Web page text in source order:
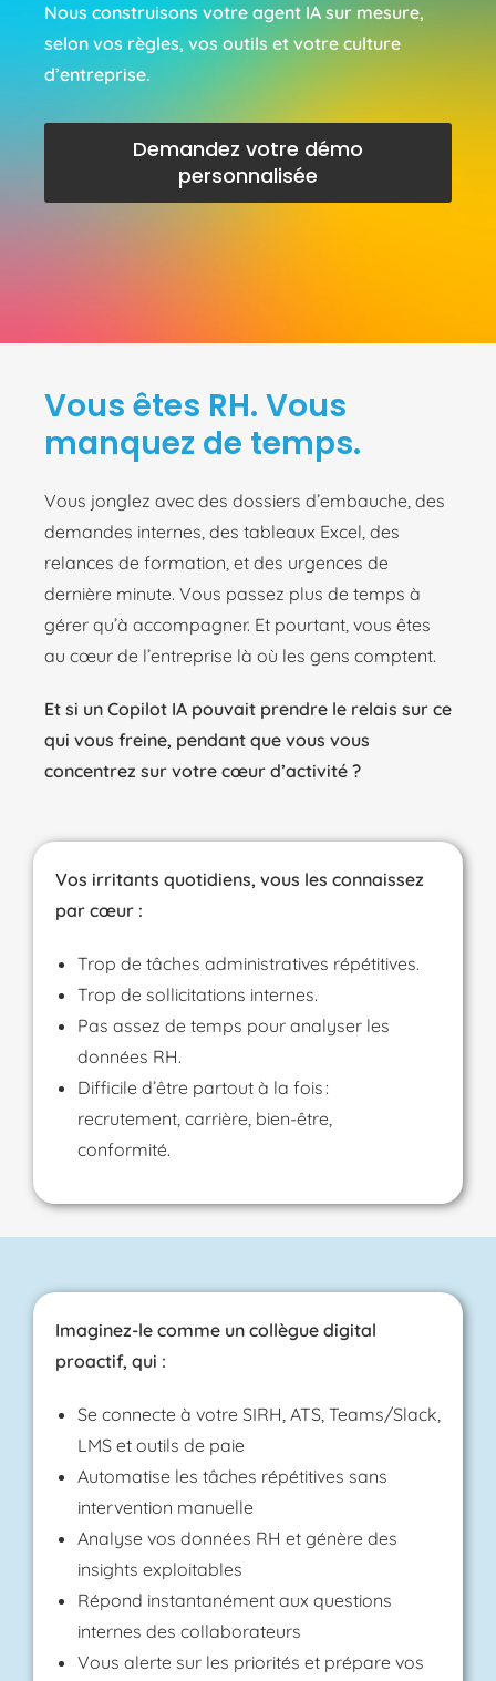
Nous construisons votre agent IA sur mesure,
selon vos règles, vos outils et votre culture
d’entreprise.
Demandez votre démo
personnalisée
Vous êtes RH. Vous
manquez de temps.
Vous jonglez avec des dossiers d’embauche, des
demandes internes, des tableaux Excel, des
relances de formation, et des urgences de
dernière minute. Vous passez plus de temps à
gérer qu’à accompagner. Et pourtant, vous êtes
au cœur de l’entreprise là où les gens comptent.
Et si un Copilot IA pouvait prendre le relais sur ce
qui vous freine, pendant que vous vous
concentrez sur votre cœur d’activité ?
Vos irritants quotidiens, vous les connaissez
par cœur :
Trop de tâches administratives répétitives.
Trop de sollicitations internes.
Pas assez de temps pour analyser les
données RH.
Difficile d’être partout à la fois :
recrutement, carrière, bien-être,
conformité.
Imaginez-le comme un collègue digital
proactif, qui :
Se connecte à votre SIRH, ATS, Teams/Slack,
LMS et outils de paie
Automatise les tâches répétitives sans
intervention manuelle
Analyse vos données RH et génère des
insights exploitables
Répond instantanément aux questions
internes des collaborateurs
Vous alerte sur les priorités et prépare vos